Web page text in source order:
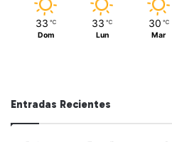
33 ℃
Dom
33 ℃
Lun
30 ℃
Mar
Entradas Recientes